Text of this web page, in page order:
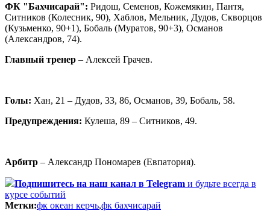
ФК "Бахчисарай": Ридош, Семенов, Кожемякин, Пантя,
Ситников (Колесник, 90), Хаблов, Мельник, Дудов, Скворцов
(Кузьменко, 90+1), Бобаль (Муратов, 90+3), Османов
(Александров, 74).
Главный тренер – Алексей Грачев.
Голы: Хан, 21 – Дудов, 33, 86, Османов, 39, Бобаль, 58.
Предупреждения: Кулеша, 89 – Ситников, 49.
Арбитр – Александр Пономарев (Евпатория).
Подпишитесь на наш канал в Telegram и будьте всегда в
курсе событий
Метки:фк океан керчь,фк бахчисарай